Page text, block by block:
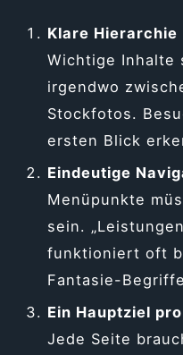
Klare Hierarchie
Wichtige Inhalte
irgendwo
Stockfotos.
ersten Blick
Eindeutige
Menüpunkte
sein.
funktioniert oft
Fantasie-
Ein Hauptziel
Jede Seite